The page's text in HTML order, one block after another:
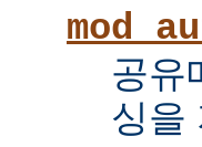
공유
싱을